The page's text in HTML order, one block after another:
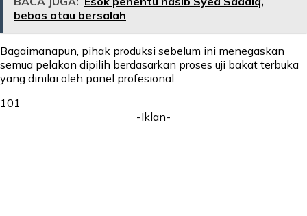
bebas atau bersalah
Bagaimanapun, pihak produksi sebelum ini menegaskan
semua pelakon dipilih berdasarkan proses uji bakat terbuka
yang dinilai oleh panel profesional.
101
-Iklan-